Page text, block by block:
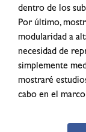
dentro de los
Por último,
modularidad a
necesidad de
simplemente
mostraré
cabo en el